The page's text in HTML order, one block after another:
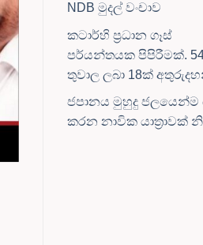
NDB මුදල් වංචාව
කටාර්හි ප්‍රධාන ගෑස්
පර්යන්තයක පිපිරීමක්.
තුවාල ලබා 18ක්
ජපානය මුහුදු ජලයෙන්ම
කරන නාවික යාත්‍රාවක්